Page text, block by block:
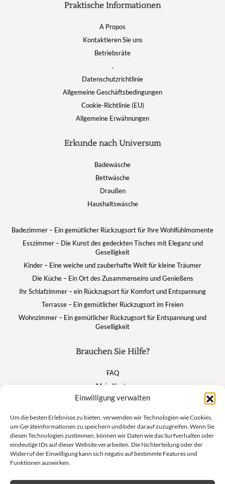
Einwilligung verwalten
Um die besten Erlebnisse zu bieten, verwenden wir Technologien wie Cookies,
um Geräteinformationen zu speichern und/oder darauf zuzugreifen. Wenn Sie
diesen Technologien zustimmen, können wir Daten wie das Surfverhalten oder
eindeutige IDs auf dieser Website verarbeiten. Die Nichterteilung oder der
Widerruf der Einwilligung kann sich negativ auf bestimmte Features und
Funktionen auswirken.
Brauchen Sie Hilfe?
FAQ
Mein Konto
Warenkorb
Suivez nous
Praktische Informationen
A Propos
Kontaktieren Sie uns
Betriebsräte
.
Datenschutzrichtlinie
Allgemeine Geschäftsbedingungen
Cookie-Richtlinie (EU)
Allgemeine Erwähnungen
Erkunde nach Universum
Badewäsche
Bettwäsche
Draußen
Haushaltswäsche
Badezimmer – Ein gemütlicher Rückzugsort für Ihre Wohlfühlmomente
Esszimmer – Die Kunst des gedeckten Tisches mit Eleganz und
Geselligkeit
Kinder – Eine weiche und zauberhafte Welt für kleine Träumer
Die Küche – Ein Ort des Zusammenseins und Genießens
Ihr Schlafzimmer – ein Rückzugsort für Komfort und Entspannung
Terrasse – Ein gemütlicher Rückzugsort im Freien
Wohnzimmer – Ein gemütlicher Rückzugsort für Entspannung und
Geselligkeit